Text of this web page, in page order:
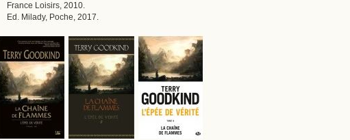
France Loisirs, 2010.
Ed. Milady, Poche, 2017.